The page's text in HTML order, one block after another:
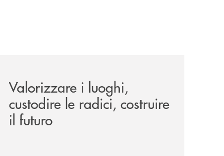
Valorizzare i luoghi,
custodire le radici, costruire
il futuro